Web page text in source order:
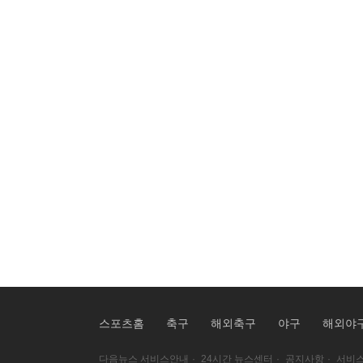
스포츠홈 축구 해외축구 야구 해외야
다음뉴스 서비스안내 · 24시간 뉴스센터 · 공지사항 · 서비